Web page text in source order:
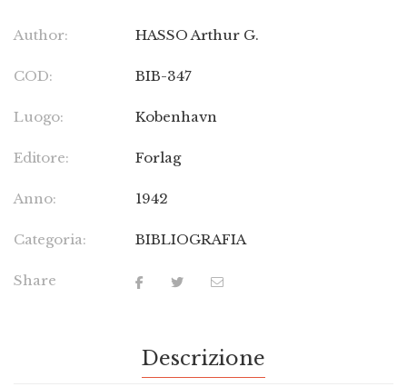
Author: HASSO Arthur G.
COD: BIB-347
Luogo: Kobenhavn
Editore: Forlag
Anno: 1942
Categoria: BIBLIOGRAFIA
Share
Descrizione